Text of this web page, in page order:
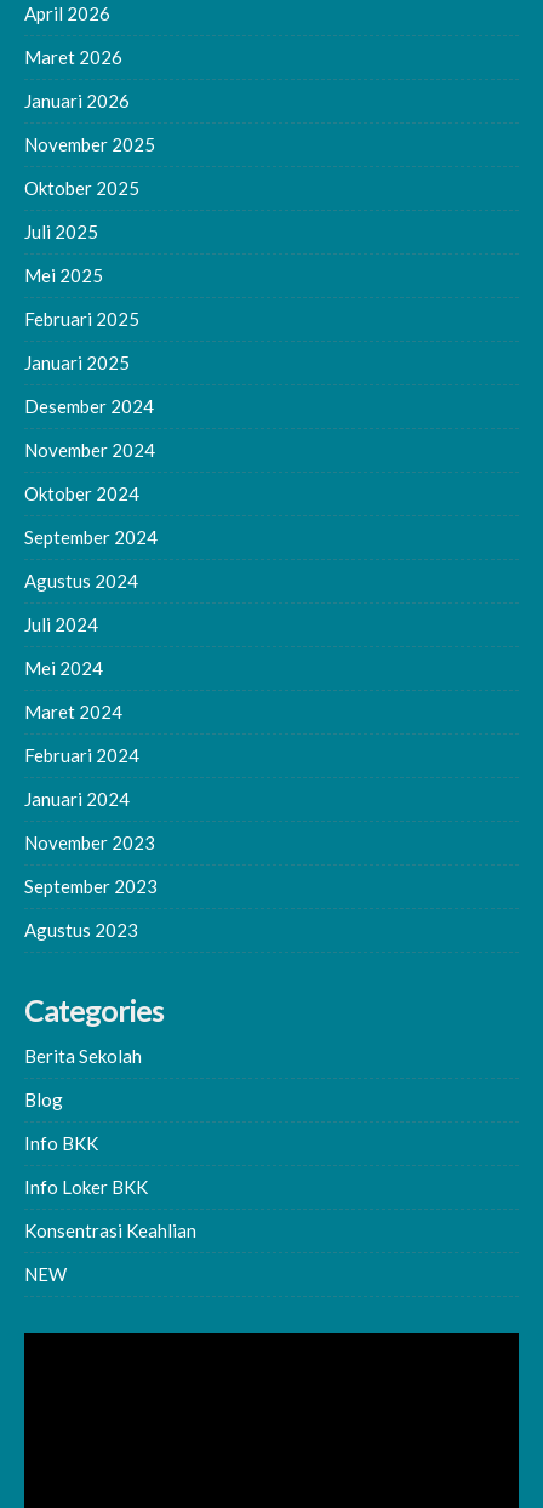
April 2026
Maret 2026
Januari 2026
November 2025
Oktober 2025
Juli 2025
Mei 2025
Februari 2025
Januari 2025
Desember 2024
November 2024
Oktober 2024
September 2024
Agustus 2024
Juli 2024
Mei 2024
Maret 2024
Februari 2024
Januari 2024
November 2023
September 2023
Agustus 2023
Categories
Berita Sekolah
Blog
Info BKK
Info Loker BKK
Konsentrasi Keahlian
NEW